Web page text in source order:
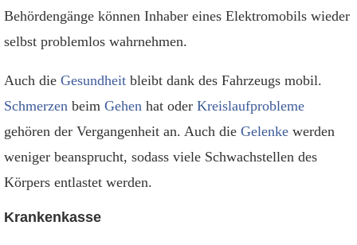
Behördengänge können Inhaber eines Elektromobils wieder
selbst problemlos wahrnehmen.
Auch die Gesundheit bleibt dank des Fahrzeugs mobil.
Schmerzen beim Gehen hat oder Kreislaufprobleme
gehören der Vergangenheit an. Auch die Gelenke werden
weniger beansprucht, sodass viele Schwachstellen des
Körpers entlastet werden.
Krankenkasse